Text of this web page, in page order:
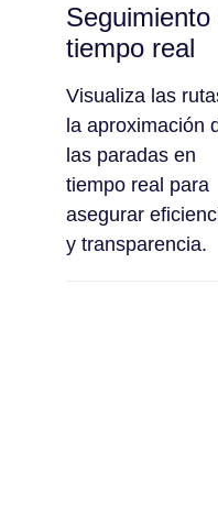
Seguimiento
tiempo real
Visualiza las
la aproximación
las paradas en
tiempo real para
asegurar
y transparencia.